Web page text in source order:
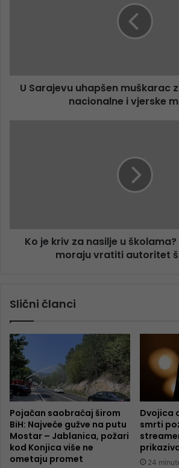
U Sarajevu uhapšen muškarac
nacionalne i vjerske
Ko je kriv za nasilje u
moraju vratiti autoritet
Slični članci
Pojačan saobraćaj širom
BiH: Najveće gužve na putu
Mostar – Jablanica, požari
kod Konjica više ne
ometaju promet
Dvojica
smrti
24